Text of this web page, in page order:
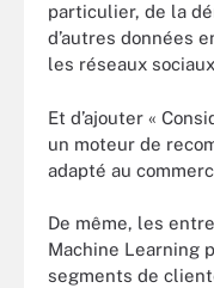
particulier, de la
d’autres données
les réseaux
Et d’ajouter «
un moteur de
adapté au
De même, les
Machine Learning
segments de